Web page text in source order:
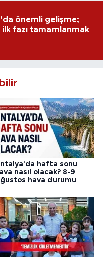
önemli gelişme;
ilk fazı tamamlanmak
hafta sonu
nasıl olacak? 8-9
hava durumu